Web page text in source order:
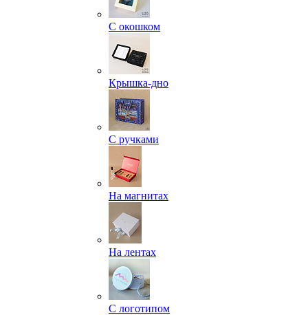
С окошком
Крышка-дно
С ручками
На магнитах
На лентах
С логотипом